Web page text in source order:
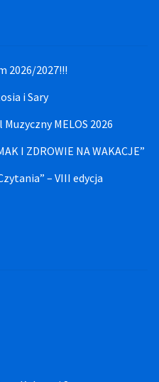
2026/2027!!!
i Sary
MELOS 2026
I ZDROWIE NA WAKACJE”
– VIII edycja